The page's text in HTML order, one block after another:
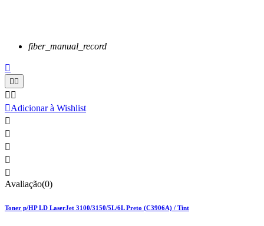
fiber_manual_record

 
 
Adicionar à Wishlist





Avaliação(0)
Toner p/HP LD LaserJet 3100/3150/5L/6L Preto (C3906A) / Tint